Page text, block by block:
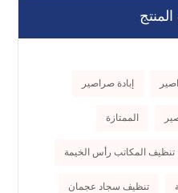
إبادة صراصير
الممتازة
تنظيف المكاتب رأس الخيمة
تنظيف سجاد عجمان